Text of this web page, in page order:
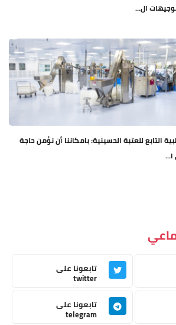
ال...
التابع للعتبة الحسينية: بامكاننا أن نؤمن حاجة
تابعونا على
twitter
تابعونا على
telegram